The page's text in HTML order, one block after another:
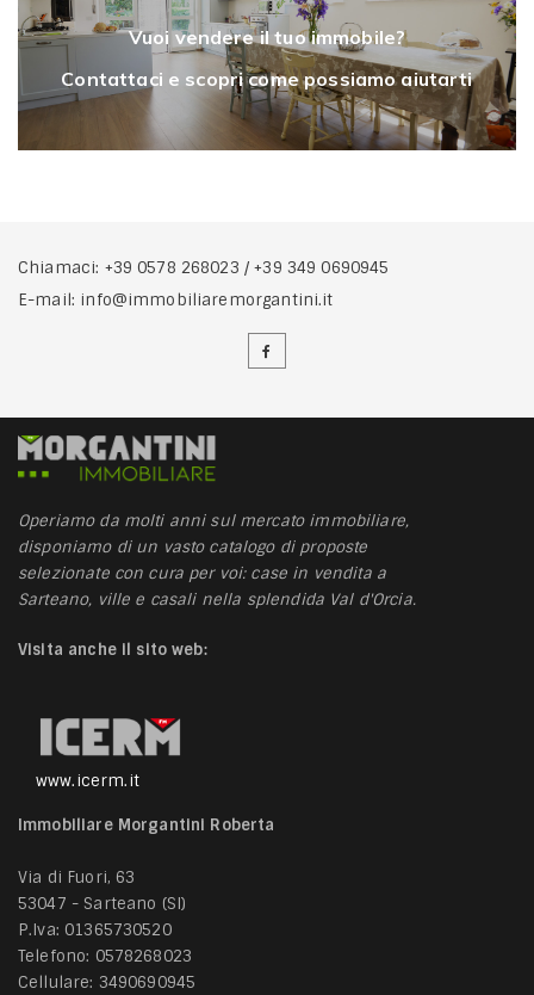
Vuoi vendere il tuo immobile?
Contattaci e scopri come possiamo aiutarti
Chiamaci: +39 0578 268023 /+39 349 0690945
E-mail: info@immobiliaremorgantini.it
Operiamo da molti anni sul mercato immobiliare,
disponiamo di un vasto catalogo di proposte
selezionate con cura per voi: case in vendita a
Sarteano, ville e casali nella splendida Val d'Orcia.
Visita anche il sito web:
www.icerm.it
Immobiliare Morgantini Roberta
Via di Fuori, 63
53047 - Sarteano (SI)
P.Iva: 01365730520
Telefono: 0578268023
Cellulare: 3490690945